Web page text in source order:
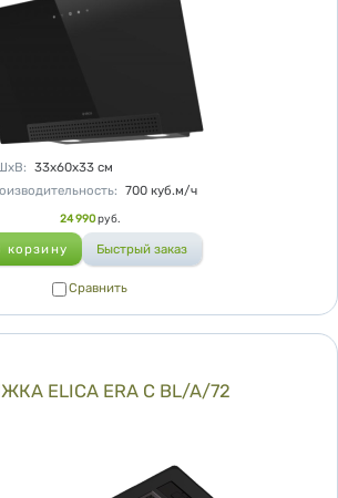
: 33х60х33 см
: 700 куб.м/ч
24 990 руб.
Сравнить
ELICA ERA C BL/A/72